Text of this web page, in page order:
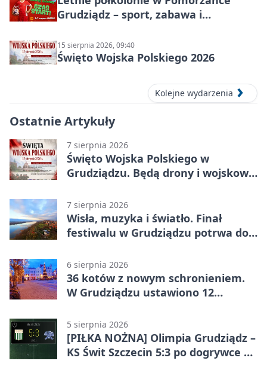
Grudziądz – sport, zabawa i
15 sierpnia 2026, 09:40
Święto Wojska Polskiego 2026
Kolejne wydarzenia
Ostatnie Artykuły
7 sierpnia 2026
Święto Wojska Polskiego w
Grudziądzu. Będą drony i wojskowa
7 sierpnia 2026
Wisła, muzyka i światło. Finał
festiwalu w Grudziądzu potrwa do
6 sierpnia 2026
36 kotów z nowym schronieniem.
W Grudziądzu ustawiono 12
5 sierpnia 2026
[PIŁKA NOŻNA] Olimpia Grudziądz –
KS Świt Szczecin 5:3 po dogrywce w